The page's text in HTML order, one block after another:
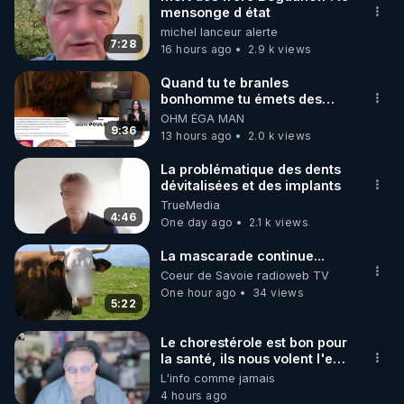
🌱 INSTAGRAM
https://www.instagram.com/rdlr_thierrycasasnovas/
http://rgnr.li/instagram
🌱 LA NEWSLETTER
Pour ne pas rater l’actualité RGNR (stages,
http://rgnr.li/news
🌱 VIDÉOS NON CENSURÉES SUR ODYSEE
Toutes les vidéos Youtube sont aussi sur la
http://rgnr.li/odysee
🌱 LES STAGES EN PRÉSENTIEL
http://rgnr.li/stages
7:28
mensonge d état
michel lanceur alerte
16 hours ago
2.9 k views
9:36
Quand tu te branles
bonhomme tu émets des
ondes ils ont juste omis de
t'expliquer
OHM ÉGA MAN
13 hours ago
2.0 k views
4:46
La problématique des dents
dévitalisées et des implants
TrueMedia
One day ago
2.1 k views
5:22
La mascarade continue...
Coeur de Savoie radioweb TV
One hour ago
34 views
Le chorestérole est bon pour
la santé, ils nous volent l'eau
! 😒🤢😡
https://odysee.com/@anonyme:d3/
L'info comme jamais
4 hours ago